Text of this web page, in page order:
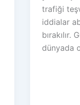
trafiği
iddialar
dünyada